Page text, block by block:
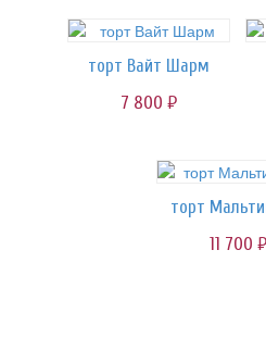
торт Вайт Шарм
7 800 руб.
торт
11 700 руб.